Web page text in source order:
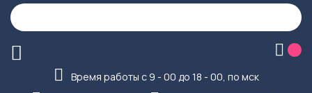
Время работы с 9 - 00 до 18 - 00, по мск